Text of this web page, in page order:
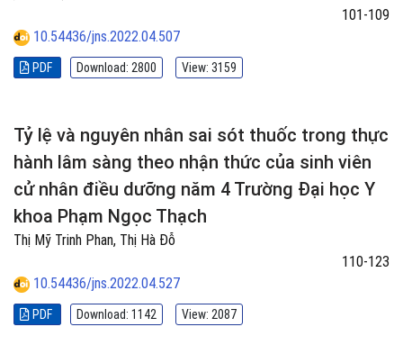
101-109
10.54436/jns.2022.04.507
PDF Download: 2800 View: 3159
Tỷ lệ và nguyên nhân sai sót thuốc trong thực
hành lâm sàng theo nhận thức của sinh viên
cử nhân điều dưỡng năm 4 Trường Đại học Y
khoa Phạm Ngọc Thạch
Thị Mỹ Trinh Phan, Thị Hà Đỗ
110-123
10.54436/jns.2022.04.527
PDF Download: 1142 View: 2087